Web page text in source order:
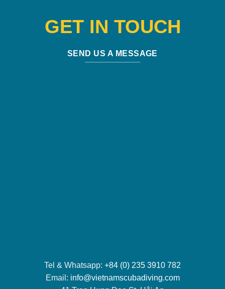
GET IN TOUCH
SEND US A MESSAGE
Tel & Whatsapp: +84 (0) 235 3910 782
Email: info@vietnamscubadiving.com